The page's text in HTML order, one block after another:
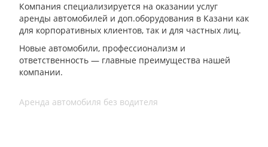
Компания специализируется на оказании услуг
аренды автомобилей и доп.оборудования в Казани как
для корпоративных клиентов, так и для частных лиц.
Новые автомобили, профессионализм и
ответственность — главные преимущества нашей
компании.
Аренда автомобиля без водителя